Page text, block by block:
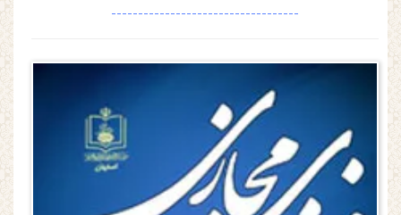
-----------------------------------